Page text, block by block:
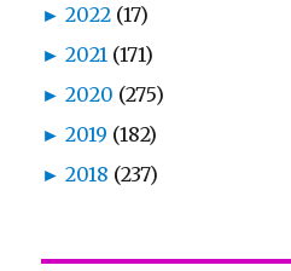
► 2022 (17)
► 2021 (171)
► 2020 (275)
► 2019 (182)
► 2018 (237)